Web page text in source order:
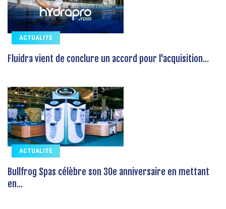
ACTUALITE
Fluidra vient de conclure un accord pour l'acquisition...
ACTUALITE
Bullfrog Spas célèbre son 30e anniversaire en mettant
en...